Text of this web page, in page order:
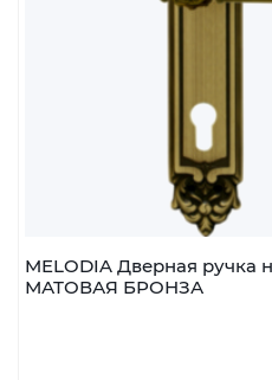
MELODIA Дверная ручка
МАТОВАЯ БРОНЗА